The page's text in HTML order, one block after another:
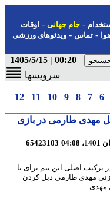
- جام جهانی-اوقات
تماس-ویدئوهای ورزشی
00:20 | 1405/5/15
سرویسها
7
8
9
10
11
12
طارمی در بازی
65423103
اصلی این تیم برای با
طارمی دبل کردن
...